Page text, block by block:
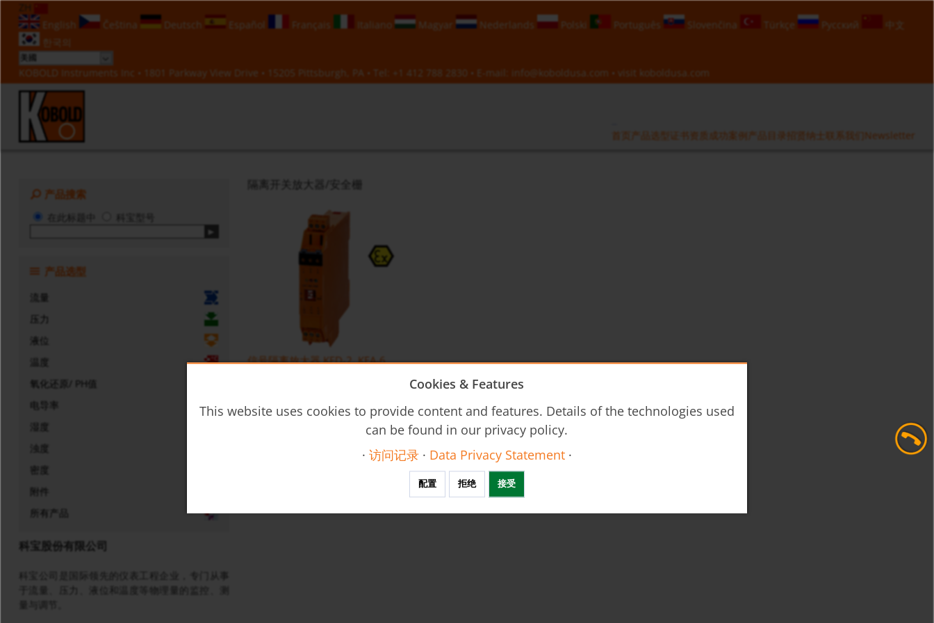
English
Čeština Deutsch Español Français Italiano Magyar Nederlands Polski Português Slovenčina Türkçe Русский
中文
한국의
KOBOLD Instruments Inc • 1801 Parkway View Drive • 15205 Pittsburgh, PA • Tel: +1 412 788 2830 • E-mail: info@koboldusa.com • visit koboldusa.com
首页 产品选型 证书资质 成功案例 产品目录 招贤纳士 联系我们 Newsletter
产品搜索
在此标题中 科宝型号
产品选型
流量
压力
液位
温度
氧化还原/ PH值
电导率
湿度
浊度
密度
附件
所有产品
科宝股份有限公司
科宝公司是国际领先的仪表工程企业，专门从事
于流量、压力、液位和温度等物理量的监控、测
量与调节。
隔离开关放大器/安全栅
信号隔离放大器 KFD-2, KFA-6
Cookies & Features
This website uses cookies to provide content and features. Details of the technologies used
can be found in our privacy policy.
· 访问记录· Data Privacy Statement·
配置 拒绝 接受